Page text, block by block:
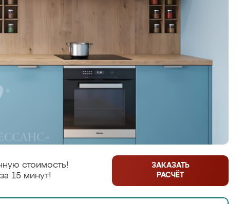
стоимость!
15 минут!
ЗАКАЗАТЬ
РАСЧЁТ